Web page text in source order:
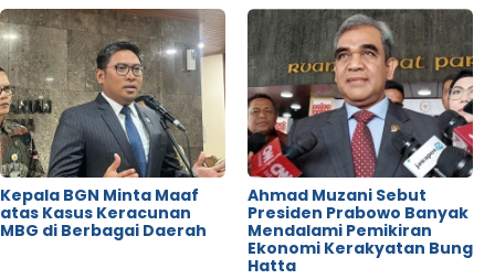
Kepala BGN Minta Maaf
atas Kasus Keracunan
MBG di Berbagai Daerah
Ahmad Muzani Sebut
Presiden Prabowo Banyak
Mendalami Pemikiran
Ekonomi Kerakyatan Bung
Hatta